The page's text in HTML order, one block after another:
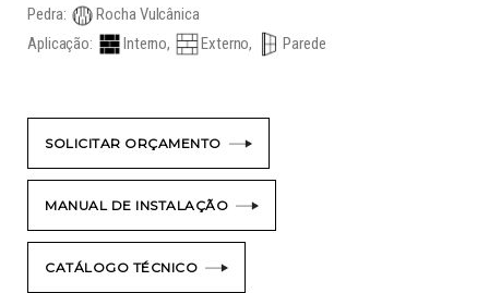
Pedra:
Rocha Vulcânica
Aplicação:
Interno, Externo, Parede
SOLICITAR ORÇAMENTO
MANUAL DE INSTALAÇÃO
CATÁLOGO TÉCNICO